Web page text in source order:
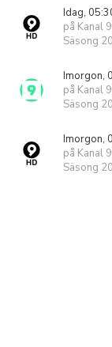
Idag,
på Kanal
Säsong
Imorgon,
på Kanal 9
Säsong
Imorgon,
på Kanal
Säsong